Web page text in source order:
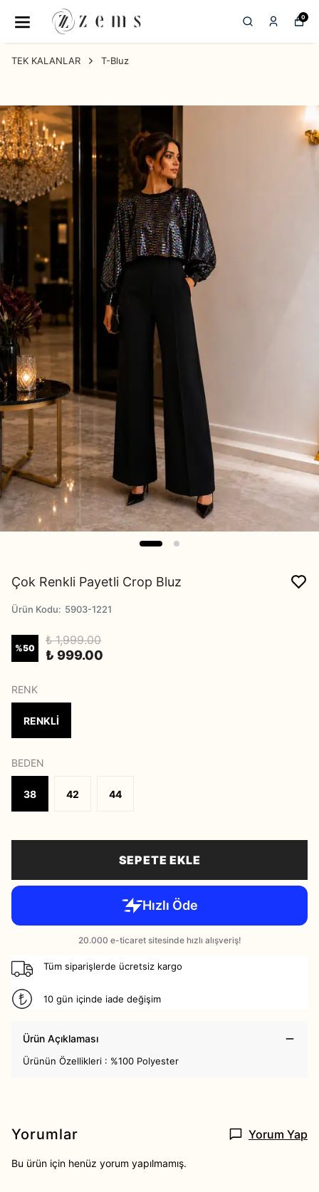
0
TEK KALANLAR T-Bluz
Çok Renkli Payetli Crop Bluz
Ürün Kodu: 5903-1221
%50
₺ 1,999.00
₺ 999.00
RENK
RENKLİ
BEDEN
38 42 44
SEPETE EKLE
Tüm siparişlerde ücretsiz kargo
10 gün içinde iade değişim
Ürün Açıklaması
Ürünün Özellikleri : %100 Polyester
Yorumlar Yorum Yap
Bu ürün için henüz yorum yapılmamış.